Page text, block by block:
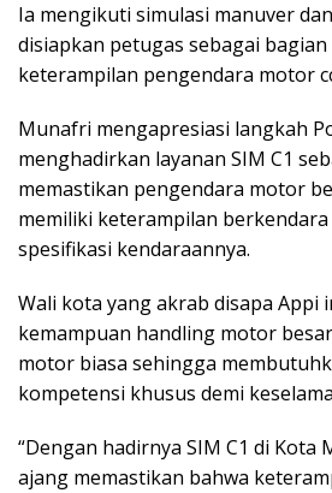
Ia mengikuti simulasi manuver
disiapkan petugas sebagai
keterampilan pengendara motor
Munafri mengapresiasi langkah
menghadirkan layanan SIM C1
memastikan pengendara motor
memiliki keterampilan
spesifikasi kendaraannya.
Wali kota yang akrab disapa Appi
kemampuan handling motor
motor biasa sehingga
kompetensi khusus demi
“Dengan hadirnya SIM C1 di Kota
ajang memastikan bahwa